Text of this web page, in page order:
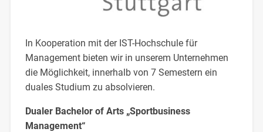
In Kooperation mit der IST-Hochschule für
Management bieten wir in unserem Unternehmen
die Möglichkeit, innerhalb von 7 Semestern ein
duales Studium zu absolvieren.
Dualer Bachelor of Arts „Sportbusiness
Management“